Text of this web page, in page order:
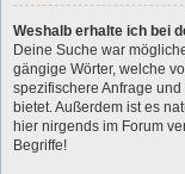
Weshalb erhalte ich bei
Deine Suche war
gängige Wörter, welche
spezifischere Anfrage
bietet. Außerdem ist es
hier nirgends im Forum
Begriffe!